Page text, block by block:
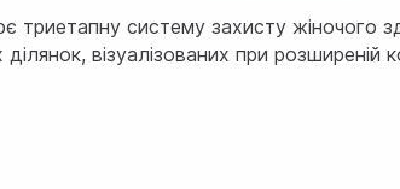
триетапну систему захисту
візуалізованих при розширеній